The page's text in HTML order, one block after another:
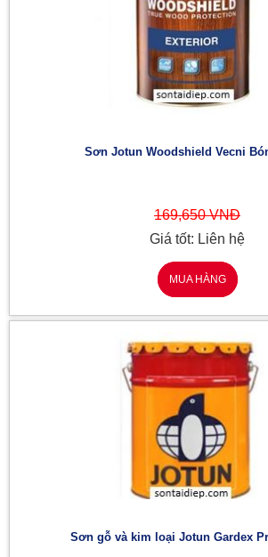
Sơn Jotun Woodshield Vecni
169,650 VNĐ
Giá tốt: Liên hệ
MUA HÀNG
Sơn gỗ và kim loại Jotun Gardex